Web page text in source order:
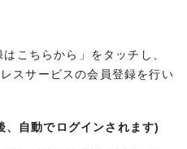
こちらから」をタッチし、
スサービスの会員登録を行い
自動でログインされます)